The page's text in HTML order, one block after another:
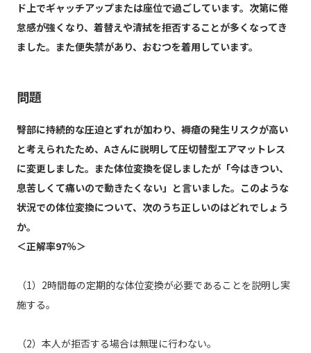
ド上でギャッチアップまたは座位で過ごしています。次第に倦
怠感が強くなり、着替えや清拭を拒否することが多くなってき
ました。また便失禁があり、おむつを着用しています。
問題
臀部に持続的な圧迫とずれが加わり、褥瘡の発生リスクが高い
と考えられたため、Aさんに説明して圧切替型エアマットレス
に変更しました。また体位変換を促しましたが「今はきつい、
息苦しくて痛いので動きたくない」と言いました。このような
状況での体位変換について、次のうち正しいのはどれでしょう
か。
＜正解率97％＞
（1）2時間毎の定期的な体位変換が必要であることを説明し実
施する。
（2）本人が拒否する場合は無理に行わない。